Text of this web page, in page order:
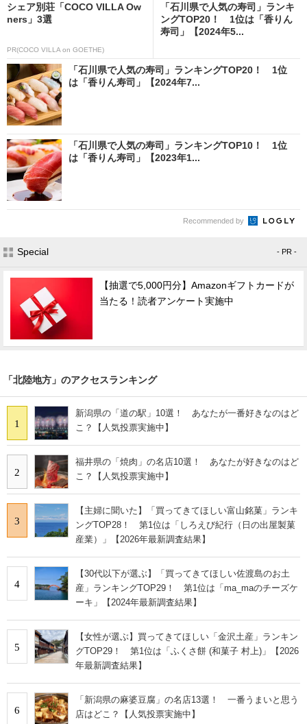
シェア別荘「COCO VILLA Ow
ners」3選
PR(COCO VILLA on GOETHE)
「石川県で人気の寿司」ランキ
ングTOP20！ 1位は「香りん
寿司」【2024年5...
「石川県で人気の寿司」ランキングTOP20！ 1位
は「香りん寿司」【2024年7...
「石川県で人気の寿司」ランキングTOP10！ 1位
は「香りん寿司」【2023年1...
Recommended by
Special - PR -
【抽選で5,000円分】Amazonギフトカードが
当たる！読者アンケート実施中
「北陸地方」のアクセスランキング
1
新潟県の「道の駅」10選！ あなたが一番好きなのはど
こ？【人気投票実施中】
2
福井県の「焼肉」の名店10選！ あなたが好きなのはど
こ？【人気投票実施中】
3
【主婦に聞いた】「買ってきてほしい富山銘菓」ランキ
ングTOP28！ 第1位は「しろえび紀行（日の出屋製菓
産業）」【2026年最新調査結果】
4
【30代以下が選ぶ】「買ってきてほしい佐渡島のお土
産」ランキングTOP29！ 第1位は「ma_maのチーズケ
ーキ」【2024年最新調査結果】
5
【女性が選ぶ】買ってきてほしい「金沢土産」ランキン
グTOP29！ 第1位は「ふくさ餅 (和菓子 村上)」【2026
年最新調査結果】
6
「新潟県の麻婆豆腐」の名店13選！ 一番うまいと思う
店はどこ？【人気投票実施中】